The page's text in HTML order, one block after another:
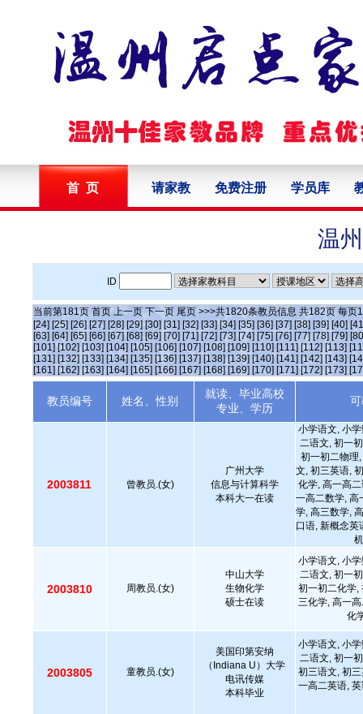
首 页 请家教 免费注册 学员库
温
ID
当前第181页 首页 上一页 下一页 尾页 >>>共1820条教员信息 共182页 每页
[24] [25] [26] [27] [28] [29] [30] [31] [32] [33] [34] [35] [36] [37] [38] [39] [40]
[63] [64] [65] [66] [67] [68] [69] [70] [71] [72] [73] [74] [75] [76] [77] [78] [79]
[101] [102] [103] [104] [105] [106] [107] [108] [109] [110] [111] [112] [113]
[131] [132] [133] [134] [135] [136] [137] [138] [139] [140] [141] [142] [143]
[161] [162] [163] [164] [165] [166] [167] [168] [169] [170] [171] [172] [173]
教员编号 姓名、性别
就读、毕业高校
专业、学历
2003811 曾教员.(女)
广州大学
信息与计算科学
本科大一在读
小学语文, 小
二语文, 初一
初一初二物理
文, 初三英语,
化学, 高一高
一高二数学, 高
学, 高三数学,
口语, 新概念英
2003810 周教员.(女)
中山大学
生物化学
硕士在读
小学语文, 小
二语文, 初一
初一初二化学,
三化学, 高一
化
2003805 童教员.(女)
美国印第安纳
（Indiana U）大学
电讯传媒
本科毕业
小学语文, 小
二语文, 初一
初三语文, 初
一高二英语,